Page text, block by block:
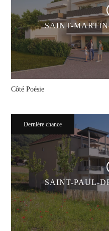
SAINT-
Côté Poésie
Dernière chance
SAINT-PAUL-